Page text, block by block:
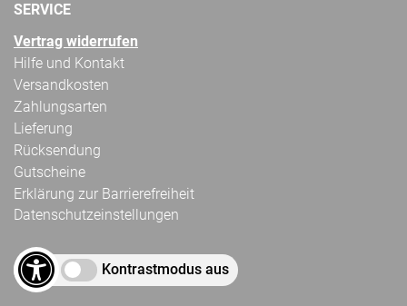
SERVICE
Vertrag widerrufen
Hilfe und Kontakt
Versandkosten
Zahlungsarten
Lieferung
Rücksendung
Gutscheine
Erklärung zur Barrierefreiheit
Datenschutzeinstellungen
Kontrastmodus aus